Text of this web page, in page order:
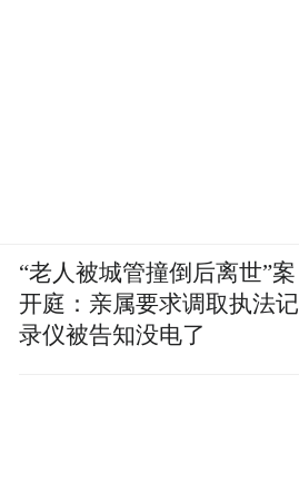
“老人被城管撞倒后离世”案
开庭：亲属要求调取执法记
录仪被告知没电了